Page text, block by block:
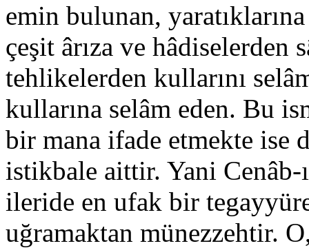
emin bulunan,
çeşit ârıza ve
tehlikelerden kullarını
kullarına selâm eden. Bu
bir mana ifade etmekte ise
istikbale aittir. Yani Cenâb-
ileride en ufak bir
uğramaktan münezzehtir.